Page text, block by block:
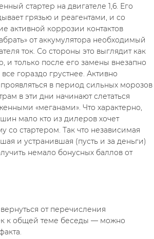
стартер на двигателе 1,6. Его
грязью и реагентами, и со
активной коррозии контактов
от аккумулятора необходимый
ток. Со стороны это выглядит как
и только после его замены внезапно
все гораздо грустнее. Активно
в период сильных морозов
в эти дни начинают слетаться
«меганами». Что характерно,
мало кто из дилеров хочет
со стартером. Так что независимая
и устранившая (пусть и за деньги)
немало бонусных баллов от
от перечисления
к общей теме беседы — можно